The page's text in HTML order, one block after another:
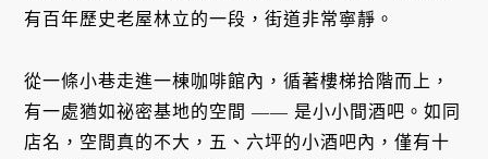
有百年歷史老屋林立的一段，街道非常寧靜。
從一條小巷走進一棟咖啡館內，循著樓梯拾階而上，
有一處猶如祕密基地的空間 —— 是小小間酒吧。如同
店名，空間真的不大，五、六坪的小酒吧內，僅有十